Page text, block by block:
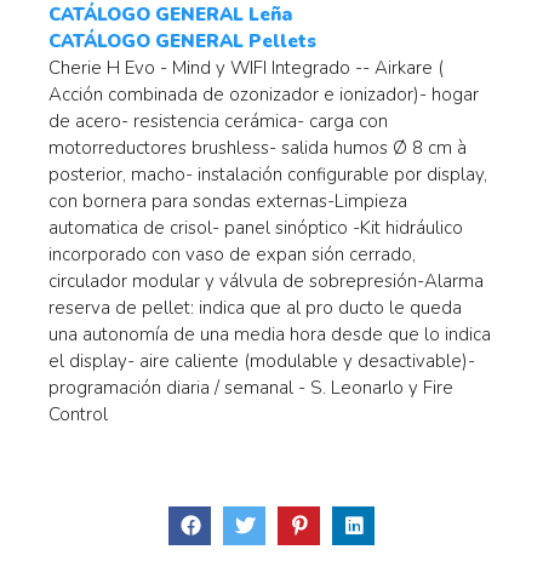
CATÁLOGO GENERAL Leña
CATÁLOGO GENERAL Pellets
Cherie H Evo - Mind y WIFI Integrado -- Airkare (
Acción combinada de ozonizador e ionizador)- hogar
de acero- resistencia cerámica- carga con
motorreductores brushless- salida humos Ø 8 cm à
posterior, macho- instalación configurable por display,
con bornera para sondas externas-Limpieza
automatica de crisol- panel sinóptico -Kit hidráulico
incorporado con vaso de expan sión cerrado,
circulador modular y válvula de sobrepresión-Alarma
reserva de pellet: indica que al pro ducto le queda
una autonomía de una media hora desde que lo indica
el display- aire caliente (modulable y desactivable)-
programación diaria / semanal - S. Leonarlo y Fire
Control